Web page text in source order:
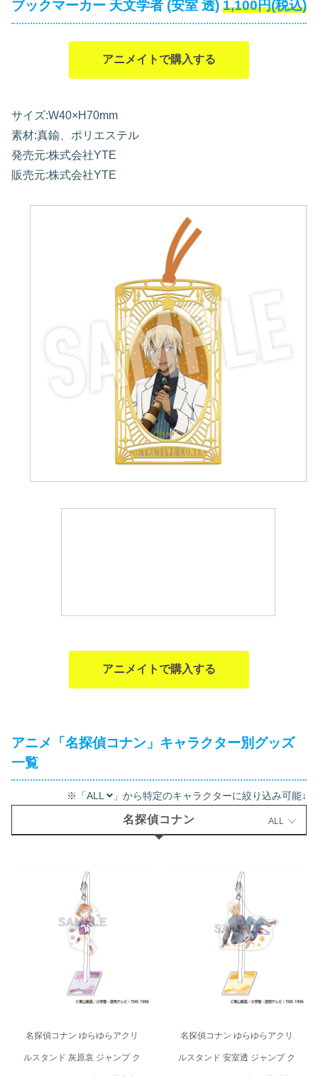
ブックマーカー 天文学者 (安室 透) 1,100円(税込)
アニメイトで購入する
サイズ:W40×H70mm
素材:真鍮、ポリエステル
発売元:株式会社YTE
販売元:株式会社YTE
アニメイトで購入する
アニメ「名探偵コナン」キャラクター別グッズ
一覧
※「ALL 」から特定のキャラクターに絞り込み可能↓
名探偵コナン ALL
名探偵コナン ゆらゆらアクリル
スタンド 灰原哀 ジャンプ クラパ
レット 2026年10月発売
名探偵コナン ゆらゆらアクリ
ルスタンド 灰原哀 ジャンプ ク
名探偵コナン ゆらゆらアクリル
スタンド 安室透 ジャンプ クラパ
レット 2026年10月発売
名探偵コナン ゆらゆらアクリ
ルスタンド 安室透 ジャンプ ク